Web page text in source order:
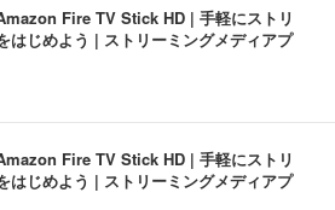
Fire TV Stick HD | 手軽にストリ
はじめよう | ストリーミングメディアプ
Fire TV Stick HD | 手軽にストリ
はじめよう | ストリーミングメディアプ